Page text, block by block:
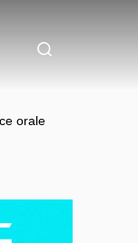
orale